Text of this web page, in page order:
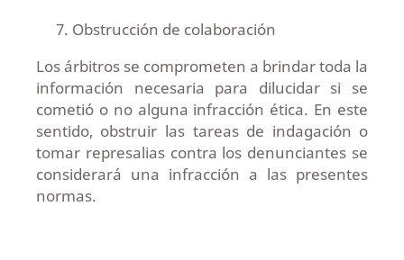
Obstrucción de colaboración
Los árbitros se comprometen a brindar toda la
información necesaria para dilucidar si se
cometió o no alguna infracción ética. En este
sentido, obstruir las tareas de indagación o
tomar represalias contra los denunciantes se
considerará una infracción a las presentes
normas.